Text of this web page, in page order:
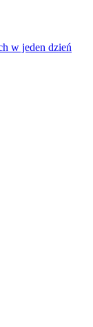
w jeden dzień